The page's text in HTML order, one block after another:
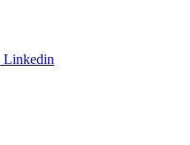
Linkedin